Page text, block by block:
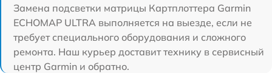
Замена подсветки матрицы Картплоттера Garmin
ECHOMAP ULTRA выполняется на выезде, если не
требует специального оборудования и сложного
ремонта. Наш курьер доставит технику в сервисный
центр Garmin и обратно.